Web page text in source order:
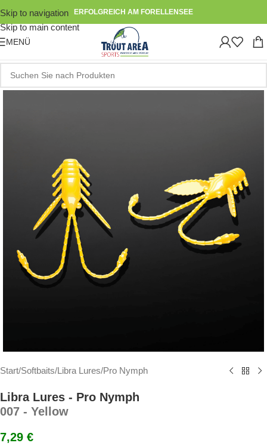
Skip to navigation
Skip to main content
ERFOLGREICH AM FORELLENSEE
MENÜ
Start/Softbaits/Libra Lures/Pro Nymph
Libra Lures - Pro Nymph
007 - Yellow
7,29 €